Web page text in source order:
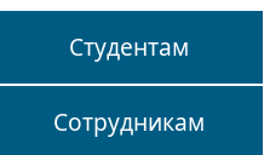
Студентам
Сотрудникам